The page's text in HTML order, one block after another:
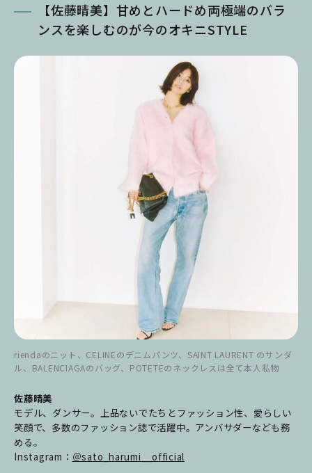
【佐藤晴美】甘めとハードめ両極端のバラ
ンスを楽しむのが今のオキニSTYLE
riendaのニット、CELINEのデニムパンツ、SAINT LAURENT のサンダ
ル、BALENCIAGAのバッグ、POTETEのネックレスは全て本人私物
佐藤晴美
モデル、ダンサー。上品ないでたちとファッション性、愛らしい
笑顔で、多数のファッション誌で活躍中。アンバサダーなども務
める。
Instagram： ＠sato_harumi__official